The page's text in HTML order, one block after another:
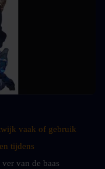
vaak of gebruik
tijdens
van de baas